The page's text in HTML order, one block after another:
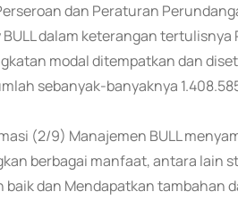
dan Peraturan
dalam keterangan
modal ditempatkan dan
sebanyak-banyaknya
(2/9) Manajemen BULL
berbagai manfaat, antara lain
dan Mendapatkan tambahan